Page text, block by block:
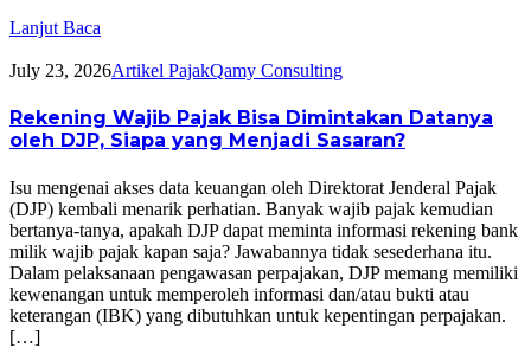
Lanjut Baca
July 23, 2026Artikel PajakQamy Consulting
Rekening Wajib Pajak Bisa Dimintakan Datanya
oleh DJP, Siapa yang Menjadi Sasaran?
Isu mengenai akses data keuangan oleh Direktorat Jenderal Pajak
(DJP) kembali menarik perhatian. Banyak wajib pajak kemudian
bertanya-tanya, apakah DJP dapat meminta informasi rekening bank
milik wajib pajak kapan saja? Jawabannya tidak sesederhana itu.
Dalam pelaksanaan pengawasan perpajakan, DJP memang memiliki
kewenangan untuk memperoleh informasi dan/atau bukti atau
keterangan (IBK) yang dibutuhkan untuk kepentingan perpajakan.
[…]